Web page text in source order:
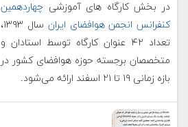
در بخش کارگاه های آموزشی چهاردهمین
کنفرانس انجمن هوافضای ایران
سال ۱۳۹۳،
تعداد ۴۲ عنوان کارگاه توسط استادان و
متخصصان برجسته حوزه هوافضای کشور در
بازه زمانی ۱۹ تا ۲۱ اسفند ارائه می‌شود.